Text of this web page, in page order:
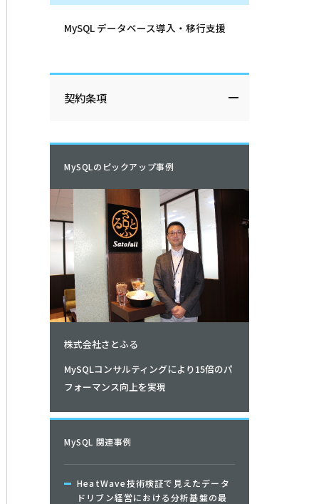
MySQL データベース導入・移行支援
契約条項
MySQLのピックアップ事例
株式会社さとふる
MySQLコンサルティングにより15倍のパ
フォーマンス向上を実現
MySQL 関連事例
HeatWave技術検証で見えたデータ
ドリブン経営における分析基盤の最